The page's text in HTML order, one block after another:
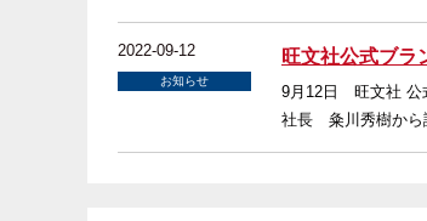
2022-09-12
お知らせ
旺文社公式ブラ
9月12日 旺文社 公
社長 粂川秀樹から